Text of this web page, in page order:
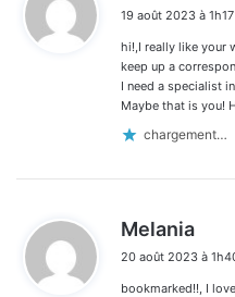
t
:
19 août 2023 à 1h17
hi!,I really like your
keep up a
I need a specialist
Maybe that is you!
chargement…
Melania
t
20 août 2023 à
bookmarked!!, I